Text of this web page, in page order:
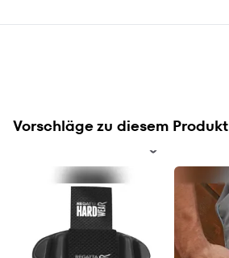
Vorschläge zu diesem Produkt